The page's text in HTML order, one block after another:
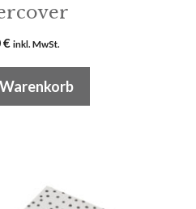
€ inkl. MwSt.